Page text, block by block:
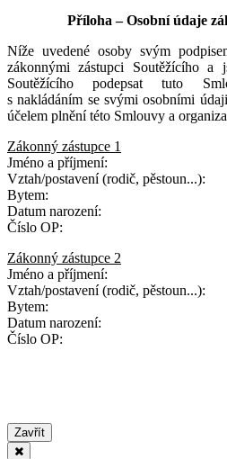
Příloha – Osobní údaje
Níže uvedené osoby svým
zákonnými zástupci Soutěžícího a
Soutěžícího podepsat tuto
s nakládáním se svými osobními
účelem plnění této Smlouvy a
Zákonný zástupce 1
Jméno a příjmení:
Vztah/postavení (rodič, pěstoun...):
Bytem:
Datum narození:
Číslo OP:
Zákonný zástupce 2
Jméno a příjmení:
Vztah/postavení (rodič, pěstoun...):
Bytem:
Datum narození:
Číslo OP:
Zavřít